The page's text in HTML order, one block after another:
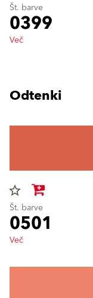
Št. barve
0399
Več
Odtenki
star_border
Št. barve
0501
Več